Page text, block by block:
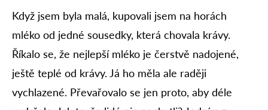
Když jsem byla malá, kupovali jsem na horách
mléko od jedné sousedky, která chovala krávy.
Říkalo se, že nejlepší mléko je čerstvě nadojené,
ještě teplé od krávy. Já ho měla ale raději
vychlazené. Převařovalo se jen proto, aby déle